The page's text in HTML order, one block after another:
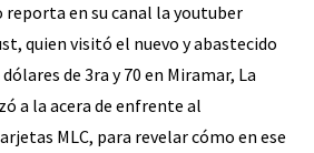
reporta en su canal la youtuber
quien visitó el nuevo y abastecido
de 3ra y 70 en Miramar, La
a la acera de enfrente al
MLC, para revelar cómo en ese